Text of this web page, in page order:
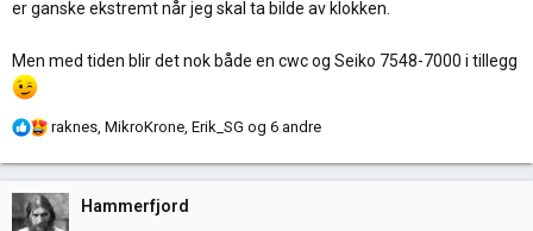
er ganske ekstremt når jeg skal ta bilde av klokken.
Men med tiden blir det nok både en cwc og Seiko 7548-7000 i tillegg
R
k
s
raknes MikroKrone Erik_SG og 6 andre
Hammerfjord